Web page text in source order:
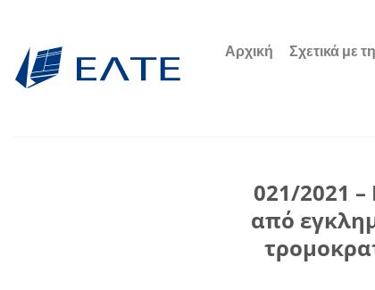
περιεχόμενο
Αρχική Σχετικά με
021/2021
από